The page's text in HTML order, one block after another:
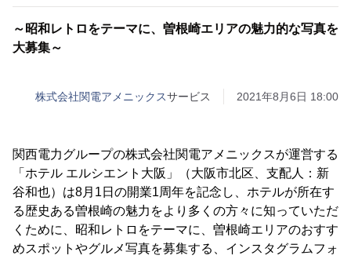
～昭和レトロをテーマに、曽根崎エリアの魅力的な写真を
大募集～
株式会社関電アメニックスサービス 2021年8月6日 18:00
関西電力グループの株式会社関電アメニックスが運営する
「ホテル エルシエント大阪」（大阪市北区、支配人：新
谷和也）は8月1日の開業1周年を記念し、ホテルが所在す
る歴史ある曽根崎の魅力をより多くの方々に知っていただ
くために、昭和レトロをテーマに、曽根崎エリアのおすす
めスポットやグルメ写真を募集する、インスタグラムフォ